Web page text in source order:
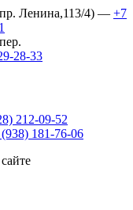
Ленина,113/4) — +7
28-33
212-09-52
181-76-06